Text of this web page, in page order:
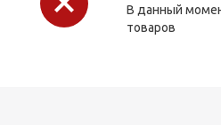
В данный
товаров